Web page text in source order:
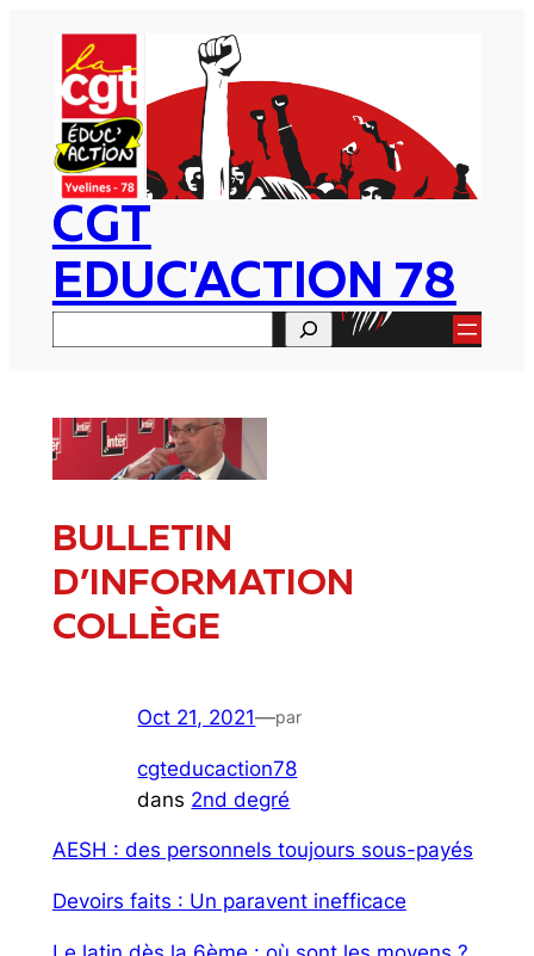
contenu
CGT
EDUC'ACTION 78
BULLETIN
D’INFORMATION
COLLÈGE
Oct 21, 2021—par
cgteducaction78
dans 2nd degré
AESH : des personnels toujours sous-payés
Devoirs faits : Un paravent inefficace